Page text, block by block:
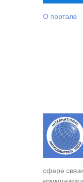
О портале
сфере